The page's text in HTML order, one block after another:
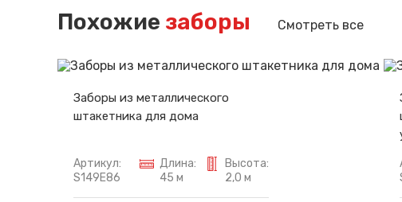
Похожие заборы Смотреть все
Заборы из металлического
штакетника для дома
Артикул:
S149E86
Длина:
45 м
Высота:
2,0 м